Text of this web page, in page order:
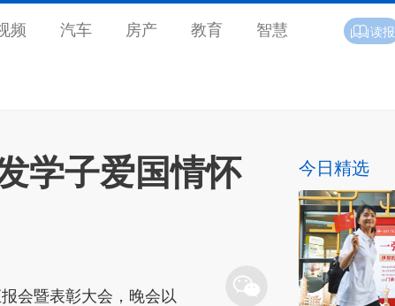
频 汽车 房产 教育 智慧 读报
学子爱国情怀
会暨表彰大会，晚会以
今日精选